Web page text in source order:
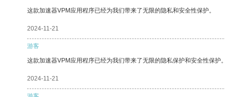
这款加速器VPM应用程序已经为我们带来了无限的隐私和安全性保护。
2024-11-21
游客
这款加速器VPM应用程序已经为我们带来了无限的隐私保护和安全性保护
2024-11-21